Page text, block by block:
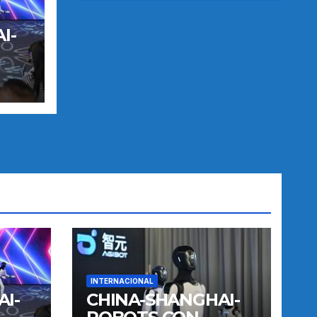
INTERNACIONAL
CHINA-SHANGHAI-